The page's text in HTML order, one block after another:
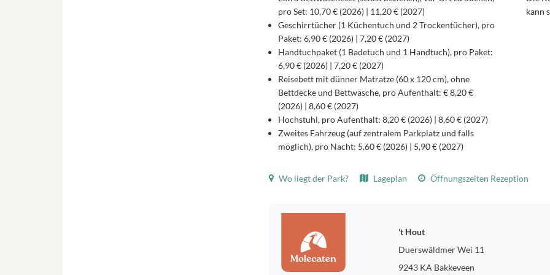
pro Set: 10,70 € (2026) | 11,20 € (2027)
Geschirrtücher (1 Küchentuch und 2 Trockentücher), pro
Paket: 6,90 € (2026) | 7,20 € (2027)
Handtuchpaket (1 Badetuch und 1 Handtuch), pro Paket:
6,90 € (2026) | 7,20 € (2027)
Reisebett mit dünner Matratze (60 x 120 cm), ohne
Bettdecke und Bettwäsche, pro Aufenthalt: € 8,20 €
(2026) | 8,60 € (2027)
Hochstuhl, pro Aufenthalt: 8,20 € (2026) | 8,60 € (2027)
Zweites Fahrzeug (auf zentralem Parkplatz und falls
möglich), pro Nacht: 5,60 € (2026) | 5,90 € (2027)
kann
Wo liegt der Park? Lageplan Öffnungszeiten Rezeption
't Hout
Duerswâldmer Wei 11
9243 KA Bakkeveen